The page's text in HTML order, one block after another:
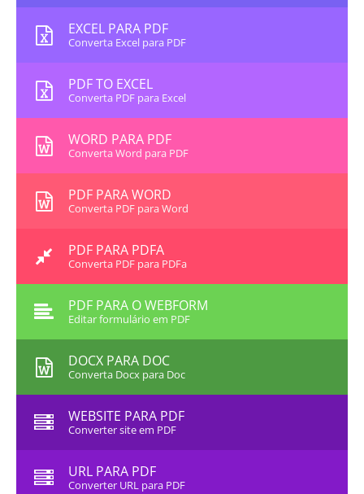
EXCEL PARA PDF
Converta Excel para PDF
PDF TO EXCEL
Converta PDF para Excel
WORD PARA PDF
Converta Word para PDF
PDF PARA WORD
Converta PDF para Word
PDF PARA PDFA
Converta PDF para PDFa
PDF PARA O WEBFORM
Editar formulário em PDF
DOCX PARA DOC
Converta Docx para Doc
WEBSITE PARA PDF
Converter site em PDF
URL PARA PDF
Converter URL para PDF